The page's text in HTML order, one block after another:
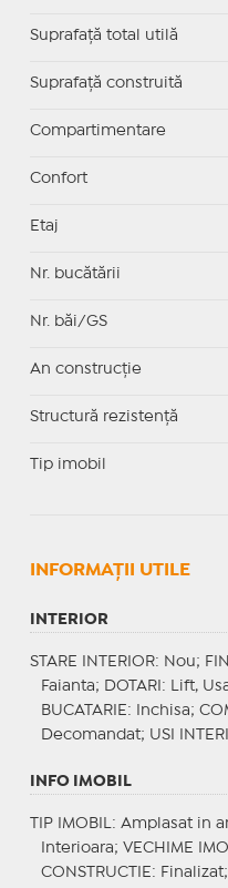
Suprafaţă total utilă
Suprafaţă construită
Compartimentare
Confort
Etaj
Nr. bucătării
Nr. băi/GS
An construcție
Structură rezistență
Tip imobil
INFORMAŢII UTILE
INTERIOR
STARE INTERIOR: Nou;
Faianta;
DOTARI : Lift,
BUCATARIE : Inchisa;
Decomandat; USI
INFO IMOBIL
TIP IMOBIL : Amplasat in
Interioara; VECHIME
CONSTRUCTIE : Finalizat;